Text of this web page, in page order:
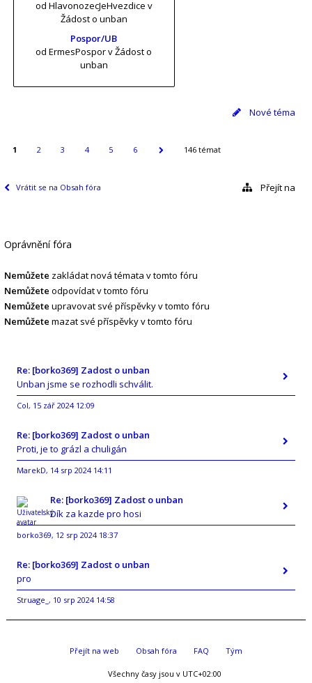
od HlavonozecJeHvezdice v
Žádost o unban
Pospor/UB
od ErmesPosporv Žádost o
unban
Nové téma
1 2 3 4 5 6 146 témat
Vrátit se na Obsah fóra Přejít na
Oprávnění fóra
Nemůžete zakládat nová témata v tomto fóru
Nemůžete odpovídat v tomto fóru
Nemůžete upravovat své příspěvky v tomto fóru
Nemůžete mazat své příspěvky v tomto fóru
Re: [borko369] Zadost o unban
Unban jsme se rozhodli schválit.
Col, 15 zář 2024 12:09
Re: [borko369] Zadost o unban
Proti, je to grázl a chuligán
MarekD, 14 srp 2024 14:11
Re: [borko369] Zadost o unban
Dík za kazde pro hosi
borko369, 12 srp 2024 18:37
Re: [borko369] Zadost o unban
pro
Struage_ , 10 srp 2024 14:58
Přejít na web Obsah fóra FAQ Tým
Všechny časy jsou v UTC+02:00